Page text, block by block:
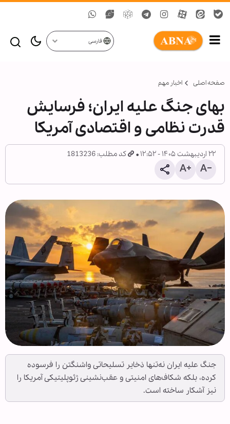
فارسی
صفحه اصلی اخبار مهم
بهای جنگ علیه ایران؛ فرسایش
قدرت نظامی و اقتصادی آمریکا
۲۲ اردیبهشت ۱۴۰۵ - ۱۲:۵۲ کد مطلب: 1813236
جنگ علیه ایران نه‌تنها ذخایر تسلیحاتی واشنگتن را فرسوده
کرده، بلکه شکاف‌های امنیتی و عقب‌نشینی ژئوپلیتیکی آمریکا را
نیز آشکار ساخته است.